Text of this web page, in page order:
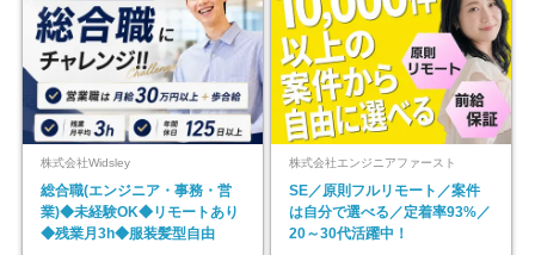
株式会社Widsley
総合職(エンジニア・事務・営
業)◆未経験OK◆リモートあり
◆残業月3h◆服装髪型自由
株式会社エンジニアファースト
SE／原則フルリモート／案件
は自分で選べる／定着率93%／
20～30代活躍中！